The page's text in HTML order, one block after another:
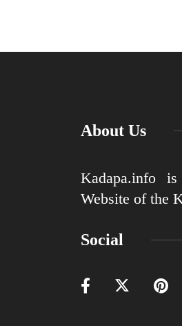
About Us
Kadapa.info
Website of the
Social